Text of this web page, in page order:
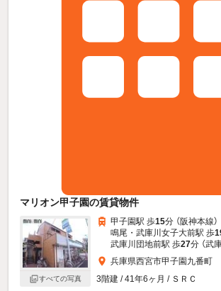
マリオン甲子園の賃貸物件
すべての写真
甲子園駅 歩15分 （阪神本線）
鳴尾・武庫川女子大前駅 歩
武庫川団地前駅 歩27分 （武
兵庫県西宮市甲子園九番町
3階建 / 41年6ヶ月 / ＳＲＣ